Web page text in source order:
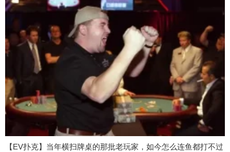
【EV扑克】当年横扫牌桌的那批老玩家，如今怎么连鱼都打不过